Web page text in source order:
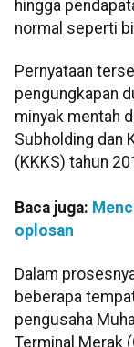
hingga
normal seperti
Pernyataan
pengungkapan
minyak mentah
Subholding dan
(KKKS) tahun
Baca juga:
oplosan
Dalam
beberapa
pengusaha
Terminal Merak